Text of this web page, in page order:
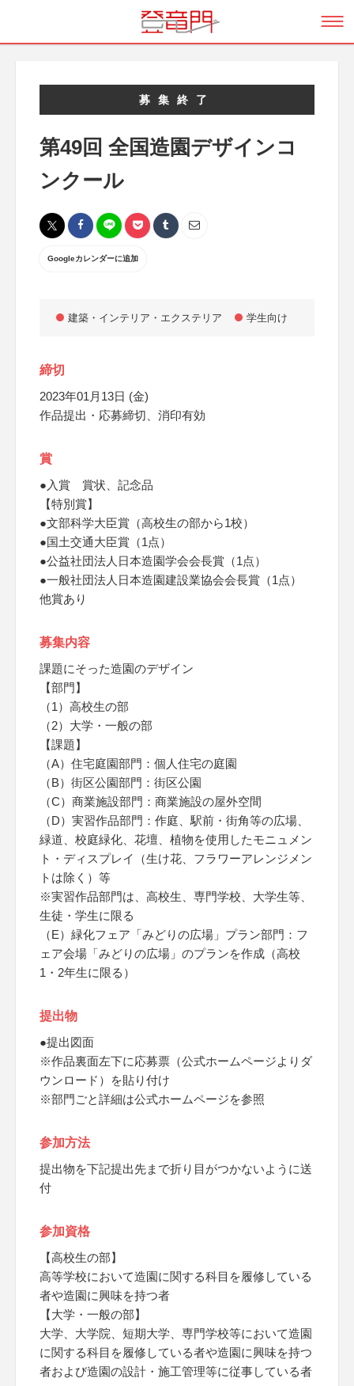
募集終了
第49回 全国造園デザインコ
ンクール
Googleカレンダーに追加
建築・インテリア・エクステリア 学生向け
締切
2023年01月13日 (金)
作品提出・応募締切、消印有効
賞
●入賞 賞状、記念品
【特別賞】
●文部科学大臣賞（高校生の部から1校）
●国土交通大臣賞（1点）
●公益社団法人日本造園学会会長賞（1点）
●一般社団法人日本造園建設業協会会長賞（1点）
他賞あり
募集内容
課題にそった造園のデザイン
【部門】
（1）高校生の部
（2）大学・一般の部
【課題】
（A）住宅庭園部門：個人住宅の庭園
（B）街区公園部門：街区公園
（C）商業施設部門：商業施設の屋外空間
（D）実習作品部門：作庭、駅前・街角等の広場、
緑道、校庭緑化、花壇、植物を使用したモニュメン
ト・ディスプレイ（生け花、フラワーアレンジメン
トは除く）等
※実習作品部門は、高校生、専門学校、大学生等、
生徒・学生に限る
（E）緑化フェア「みどりの広場」プラン部門：フ
ェア会場「みどりの広場」のプランを作成（高校
1・2年生に限る）
提出物
●提出図面
※作品裏面左下に応募票（公式ホームページよりダ
ウンロード）を貼り付け
※部門ごと詳細は公式ホームページを参照
参加方法
提出物を下記提出先まで折り目がつかないように送
付
参加資格
【高校生の部】
高等学校において造園に関する科目を履修している
者や造園に興味を持つ者
【大学・一般の部】
大学、大学院、短期大学、専門学校等において造園
に関する科目を履修している者や造園に興味を持つ
者および造園の設計・施工管理等に従事している者